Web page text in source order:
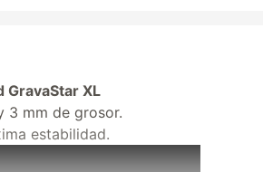
GravaStar XL
3 mm de grosor.
estabilidad.